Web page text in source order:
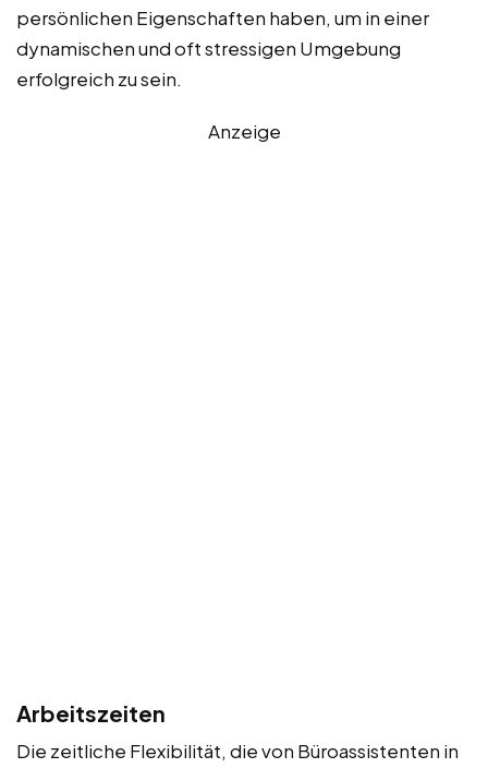
persönlichen Eigenschaften haben, um in einer
dynamischen und oft stressigen Umgebung
erfolgreich zu sein.
Anzeige
Arbeitszeiten
Die zeitliche Flexibilität, die von Büroassistenten in